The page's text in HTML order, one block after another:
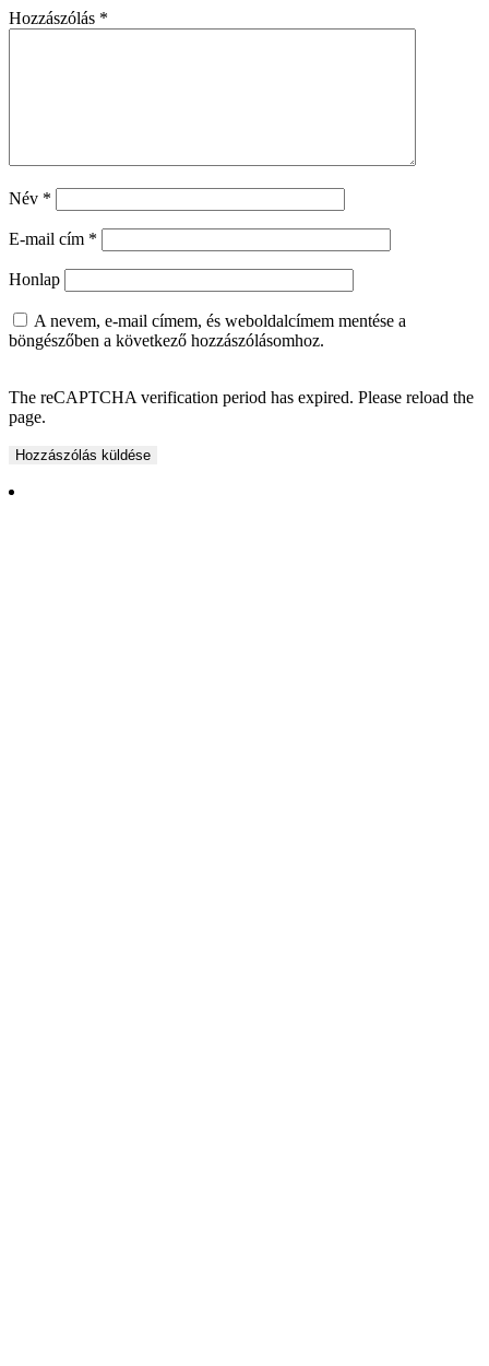
Hozzászólás *
Név *
E-mail cím *
Honlap
A nevem, e-mail címem, és weboldalcímem mentése a
böngészőben a következő hozzászólásomhoz.
The reCAPTCHA verification period has expired. Please reload the
page.